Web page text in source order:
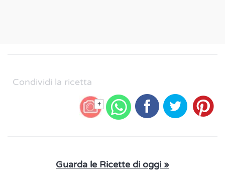
Condividi la ricetta
+
Guarda le Ricette di oggi »